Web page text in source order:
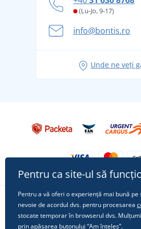
și în siguranță
Aventura de vară începe cu
pentru vacanță fără griji
Tricoul preferat City în rol
(Lu-Jo, 9-17)
info@bontis.ro
Unde ne veți
Urmărește-ne pe
Pentru ca site-ul să
Pentru a vă oferi o experiență mai bună
nevoie de acordul dvs. pentru procesarea
stocate temporar în browserul dvs.
prin apăsarea butonului “Am înțeles”.